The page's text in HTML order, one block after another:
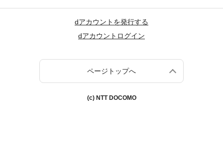
dアカウントを発行する
dアカウントログイン
ページトップへ
(c) NTT DOCOMO